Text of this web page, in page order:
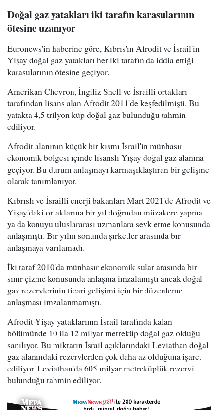
Doğal gaz yatakları iki tarafın karasularının
ötesine uzanıyor
Euronews'in haberine göre, Kıbrıs'ın Afrodit ve İsrail'in
Yişay doğal gaz yatakları her iki tarafın da iddia ettiği
karasularının ötesine geçiyor.
Amerikan Chevron, İngiliz Shell ve İsrailli ortakları
tarafından lisans alan Afrodit 2011'de keşfedilmişti. Bu
yatakta 4,5 trilyon küp doğal gaz bulunduğu tahmin
ediliyor.
Afrodit alanının küçük bir kısmı İsrail'in münhasır
ekonomik bölgesi içinde lisanslı Yişay doğal gaz alanına
geçiyor. Bu durum anlaşmayı karmaşıklaştıran bir gelişme
olarak tanımlanıyor.
Kıbrıslı ve İsrailli enerji bakanları Mart 2021'de Afrodit ve
Yişay'daki ortaklarına bir yıl doğrudan müzakere yapma
ya da konuyu uluslararası uzmanlara sevk etme konusunda
anlaşmıştı. Bir yılın sonunda şirketler arasında bir
anlaşmaya varılamadı.
İki taraf 2010'da münhasır ekonomik sular arasında bir
sınır çizme konusunda anlaşma imzalamıştı ancak doğal
gaz rezervlerinin ticari gelişimi için bir düzenleme
anlaşması imzalanmamıştı.
Afrodit-Yişay yataklarının İsrail tarafında kalan
bölümünde 10 ila 12 milyar metreküp doğal gaz olduğu
sanılıyor. Bu miktarın İsrail açıklarındaki Leviathan doğal
gaz alanındaki rezervlerden çok daha az olduğuna işaret
ediliyor. Leviathan'da 605 milyar metreküplük rezervi
bulunduğu tahmin ediliyor.